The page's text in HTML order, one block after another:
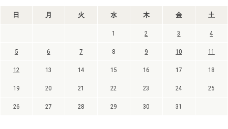
日 月 火 水 木 金 土
1 2 3 4
5 6 7 8 9 10 11
12 13 14 15 16 17 18
19 20 21 22 23 24 25
26 27 28 29 30 31